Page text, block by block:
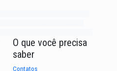
O que você precisa
saber
Contatos